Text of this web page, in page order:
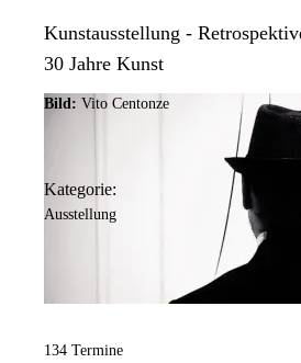
Kunstausstellung -
30 Jahre Kunst
Bild: Vito Centonze
Kategorie:
Ausstellung
134 Termine